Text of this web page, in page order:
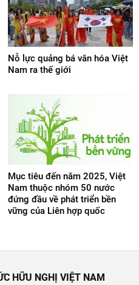
Nỗ lực quảng bá văn hóa Việt
Nam ra thế giới
Mục tiêu đến năm 2025, Việt
Nam thuộc nhóm 50 nước
đứng đầu về phát triển bền
vững của Liên hợp quốc
HỮU NGHỊ VIỆT NAM